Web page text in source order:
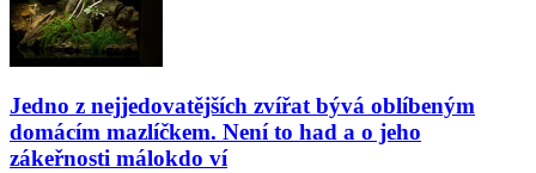
Jedno z nejjedovatějších zvířat bývá oblíbeným
domácím mazlíčkem. Není to had a o jeho
zákeřnosti málokdo ví